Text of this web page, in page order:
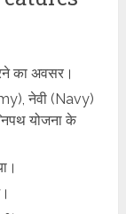
का अवसर।
नेवी (Navy)
योजना के